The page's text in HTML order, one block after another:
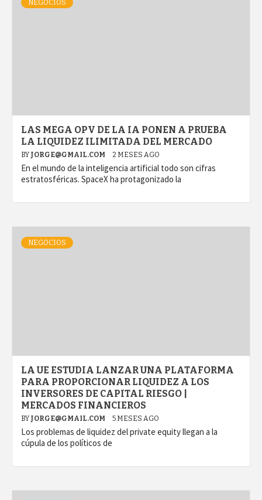
NEGOCIOS
LAS MEGA OPV DE LA IA PONEN A PRUEBA
LA LIQUIDEZ ILIMITADA DEL MERCADO
BY JORGE@GMAIL.COM 2 MESES AGO
En el mundo de la inteligencia artificial todo son cifras
estratosféricas. SpaceX ha protagonizado la
NEGOCIOS
LA UE ESTUDIA LANZAR UNA PLATAFORMA
PARA PROPORCIONAR LIQUIDEZ A LOS
INVERSORES DE CAPITAL RIESGO |
MERCADOS FINANCIEROS
BY JORGE@GMAIL.COM 5 MESES AGO
Los problemas de liquidez del private equity llegan a la
cúpula de los políticos de